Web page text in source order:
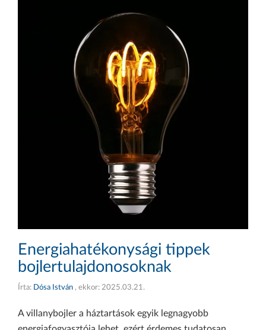
Energiahatékonysági tippek
bojlertulajdonosoknak
Írta: Dósa István , ekkor: 2025.03.21.
A villanybojler a háztartások egyik legnagyobb